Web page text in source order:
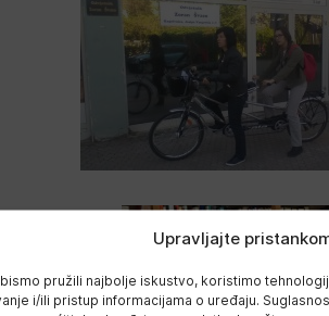
Upravljajte
bismo pružili najbolje iskustvo, koristimo
i/ili pristup informacijama o uređaju.